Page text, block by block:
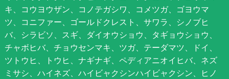
キ、コウヨウザン、コノテガシワ、コメツガ、ゴヨウマ
ツ、コニファー、ゴールドクレスト、サワラ、シノブヒ
バ、シラビソ、スギ、ダイオウショウ、タギョウショウ、
チャボヒバ、チョウセンマキ、ツガ、テーダマツ、ドイ、
ツトウヒ、トウヒ、ナギナギ、ペディアニオイヒバ、ネズ
ミサシ、ハイネズ、ハイビャクシンハイビャクシン、ヒノ